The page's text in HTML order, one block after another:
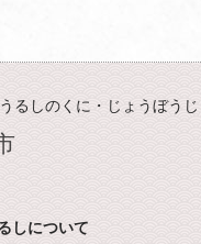
うるしのくに・じょうぼうじ
しについて